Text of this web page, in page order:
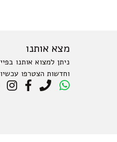
מצא אותנו
ניתן למצוא אותנו
וחדשות הצטרפו